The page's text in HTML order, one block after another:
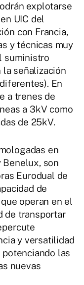
explotarse
UIC del
con Francia,
y técnicas muy
suministro
señalización
En
a trenes de
a 3kV como
de 25kV.
en
Benelux, son
Eurodual de
de
operan en el
de transportar
y versatilidad
las
nuevas